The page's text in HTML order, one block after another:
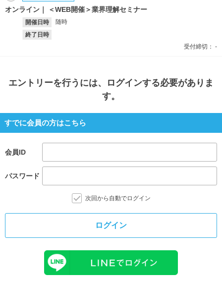
オンライン ＜WEB開催＞業界理解セミナー
開催日時
随時
終了日時
受付締切： -
エントリーを行うには、ログインする必要がありま
す。
すでに会員の方はこちら
会員ID
パスワード
次回から自動でログイン
ログイン